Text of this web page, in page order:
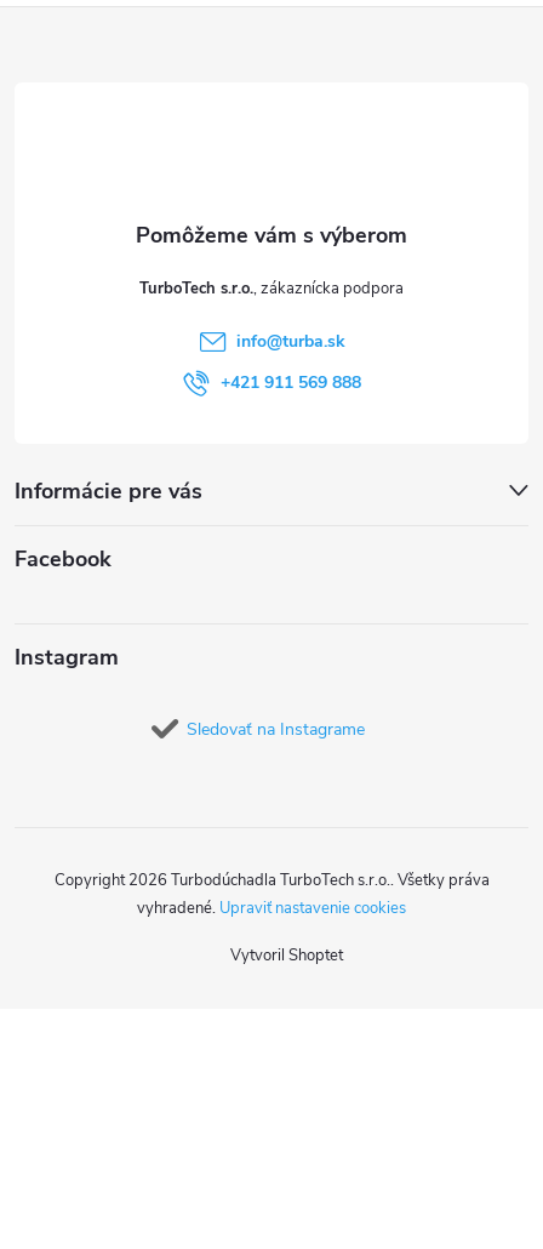
TurboTech s.r.o.
info@turba.sk
+421 911 569 888
Informácie pre vás
Facebook
Instagram
Sledovať na Instagrame
Vytvoril Shoptet
Copyright 2026 Turbodúchadla TurboTech s.r.o.. Všetky práva
vyhradené. Upraviť nastavenie cookies